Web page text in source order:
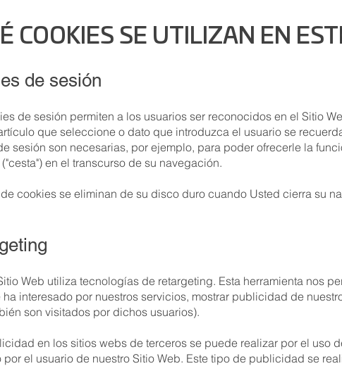
COOKIES SE UTILIZAN EN
de sesión
de sesión permiten a los usuarios ser reconocidos en el Sitio
que seleccione o dato que introduzca el usuario se
sesión son necesarias, por ejemplo, para poder ofrecerle la
en el transcurso de su navegación.
cookies se eliminan de su disco duro cuando Usted cierra su
Web utiliza tecnologías de retargeting. Esta herramienta nos
ha interesado por nuestros servicios, mostrar publicidad de
son visitados por dichos usuarios).
en los sitios webs de terceros se puede realizar por el uso
por el usuario de nuestro Sitio Web. Este tipo de publicidad se